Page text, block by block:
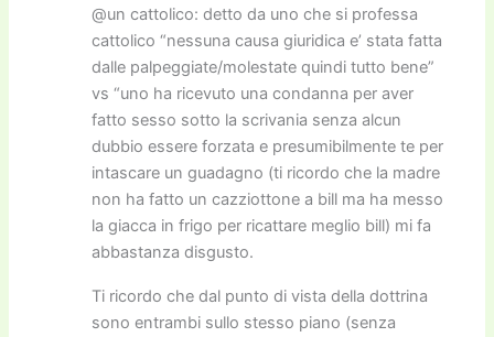
@un cattolico: detto da uno che si professa
cattolico “nessuna causa giuridica e’ stata fatta
dalle palpeggiate/molestate quindi tutto bene”
vs “uno ha ricevuto una condanna per aver
fatto sesso sotto la scrivania senza alcun
dubbio essere forzata e presumibilmente te per
intascare un guadagno (ti ricordo che la madre
non ha fatto un cazziottone a bill ma ha messo
la giacca in frigo per ricattare meglio bill) mi fa
abbastanza disgusto.
Ti ricordo che dal punto di vista della dottrina
sono entrambi sullo stesso piano (senza